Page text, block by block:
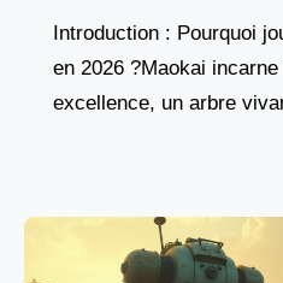
Introduction : Pourquoi
en 2026 ?Maokai
excellence, un arbre